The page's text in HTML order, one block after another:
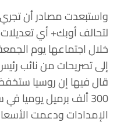
واستبعدت مصادر أن تجري
لتحالف أوبك+ أي
خلال اجتماعها يوم
إلى تصريحات من نائب
قال فيها إن روسيا
300 ألف برميل يوميا
الإمدادات ودعمت